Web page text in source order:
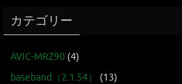
カテゴリー
AVIC-MRZ90 (4)
baseband（2.1.54）
(13)